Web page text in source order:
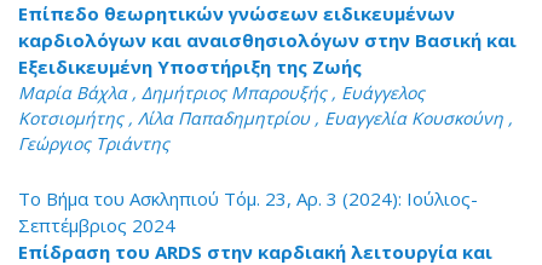
Επίπεδο θεωρητικών γνώσεων ειδικευμένων
καρδιολόγων και αναισθησιολόγων στην Βασική και
Εξειδικευμένη Υποστήριξη της Ζωής
Μαρία Βάχλα , Δημήτριος Μπαρουξής , Ευάγγελος
Κοτσιομήτης , Λίλα Παπαδημητρίου , Ευαγγελία Κουσκούνη ,
Γεώργιος Τριάντης
Το Βήμα του Ασκληπιού Τόμ. 23, Αρ. 3 (2024): Ιούλιος-
Σεπτέμβριος 2024
Επίδραση του ARDS στην καρδιακή λειτουργία και